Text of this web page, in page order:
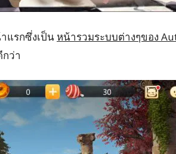
แรกซึ่งเป็น หน้ารวมระบบต่างๆของ
ว่า